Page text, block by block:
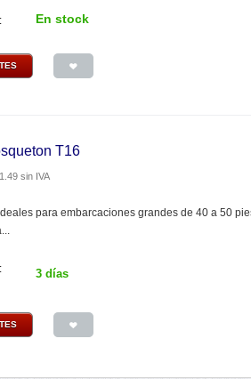
En stock
T16
sin IVA
para embarcaciones grandes de 40 a 50
3 días